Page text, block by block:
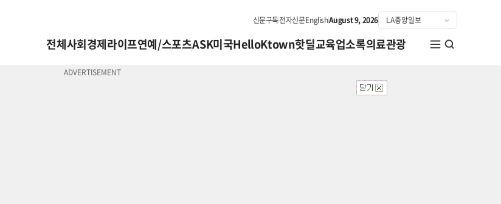
신문구독전자신문EnglishAugust 9, 2026
전체사회경제라이프연예/스포츠ASK미국HelloKtown핫딜교육업소록의료관광